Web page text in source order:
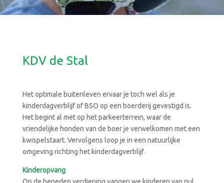
KDV de Stal
Het optimale buitenleven ervaar je toch wel als je
kinderdagverblijf of BSO op een boerderij gevestigd is.
Het begint al met op het parkeerterrein, waar de
vriendelijke honden van de boer je verwelkomen met een
kwispelstaart. Vervolgens loop je in een natuurlijke
omgeving richting het kinderdagverblijf.
Kinderopvang
Op de beneden verdieping vangen we kinderen van nul